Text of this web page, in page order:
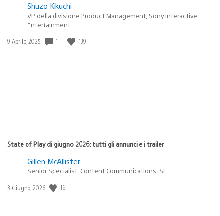
Shuzo Kikuchi
VP della divisione Product Management, Sony Interactive
Entertainment
Data
9 Aprile, 2025 1 139
State of Play di giugno 2026: tutti gli annunci e i trailer
Gillen McAllister
Senior Specialist, Content Communications, SIE
Data
3 Giugno, 2026 16